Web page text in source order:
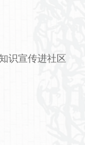
识宣传进社区